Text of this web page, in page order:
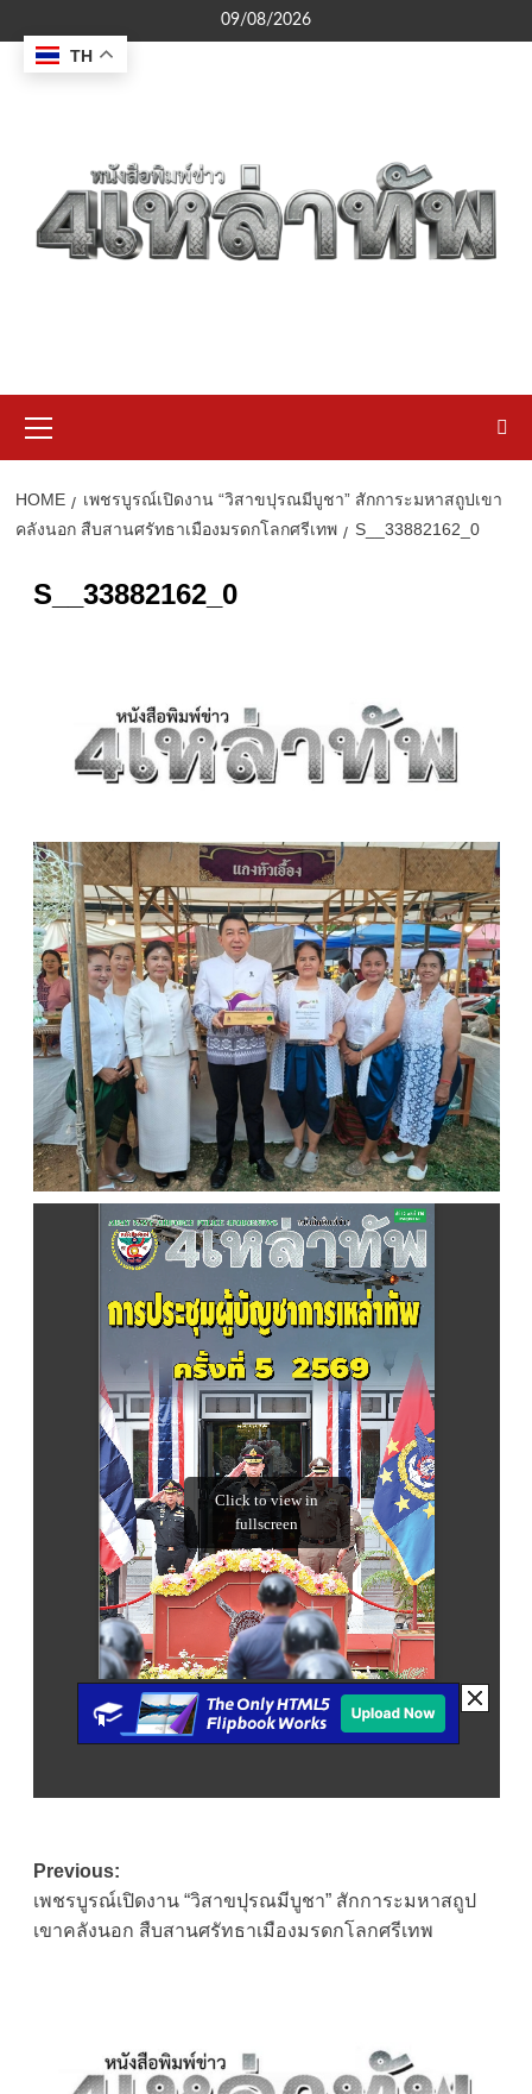
to
content
09/08/2026
Menu
HOME
เพชรบูรณ์เปิดงาน “วิสาขปุรณมีบูชา” สักการะมหาสถูปเขา
คลังนอก สืบสานศรัทธาเมืองมรดกโลกศรีเทพ
S__33882162_0
S__33882162_0
Post
navigation
Previous:
เพชรบูรณ์เปิดงาน “วิสาขปุรณมีบูชา” สักการะมหาสถูป
เขาคลังนอก สืบสานศรัทธาเมืองมรดกโลกศรีเทพ
TH